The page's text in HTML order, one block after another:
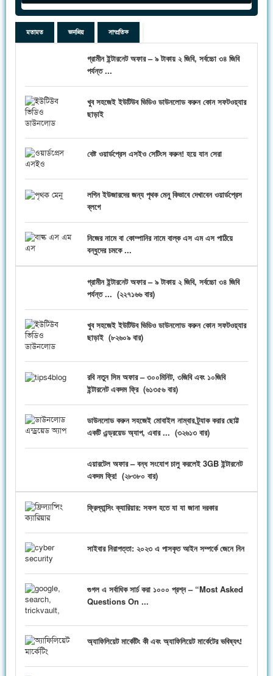
মতামত জনপ্রিয় সাম্প্রতিক
গ্রামীন ইন্টারনেট অফার – ৯ টাকায় ২ জিবি, সর্বচ্চো ৩৪ জিবি
পর্যন্ত ...
খুব সহজেই ইউটিউব ভিডিও ডাউনলোড করুন কোন সফটওয়্যার
ছাড়াই
বেষ্ট ওয়ার্ডপ্রেস এসইও সেটিংস করুন! হয়ে যান সেরা
লগিন ইউজারদের জন্য পৃথক মেনু কিভাবে দেখাবেন ওয়ার্ডপ্রেস
ব্লগে
নিজের নামে বা কোম্পানির নামে বাল্ক এস এম এস পাঠিয়ে
বন্ধুদের চমকে ...
গ্রামীন ইন্টারনেট অফার – ৯ টাকায় ২ জিবি, সর্বচ্চো ৩৪ জিবি
পর্যন্ত ... (২২৭১৬৬ বার)
খুব সহজেই ইউটিউব ভিডিও ডাউনলোড করুন কোন সফটওয়্যার
ছাড়াই(৮২৬০৯ বার)
রবি নতুন সিম অফার – ৩০০মিনিট, ৩জিবি এবং ১০জিবি
ইন্টারনেট একদম ফ্রি(৬১৩৫৬ বার)
ডাউনলোড করুন সহজেই মোবাইল নাম্বার ট্র্যাক করার ছোট্ট
একটি এন্ড্রয়েড অ্যাপ, এবার ... (৩২৬১৩ বার)
এয়ারটেল অফার – বন্ধ সংযোগ চালু করলেই 3GB ইন্টারনেট
একদম ফ্রি!(২৮৩৮০ বার)
ফ্রিল্যান্সিং ক্যারিয়ার: সফল হতে যা যা জানা দরকার
সাইবার নিরাপত্তা: ২০২৩ এ পাসকৃত আইন সম্পর্কে জেনে নিন
গুগল এ সর্বাধিক সার্চ করা ১০০০ প্রশ্ন – “Most Asked
Questions On ...
অ্যাফিলিয়েট মার্কেটিং কী এবং অ্যাফিলিয়েট মার্কেটের ভবিষ্যৎ!